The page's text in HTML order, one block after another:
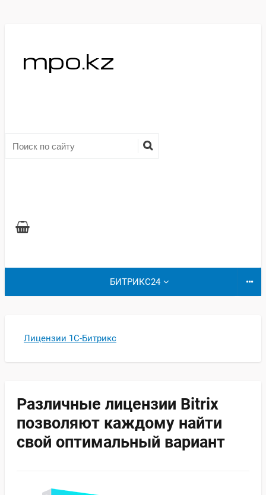
БИТРИКС24
Лицензии 1С-Битрикс
Различные лицензии Bitrix
позволяют каждому найти
свой оптимальный вариант